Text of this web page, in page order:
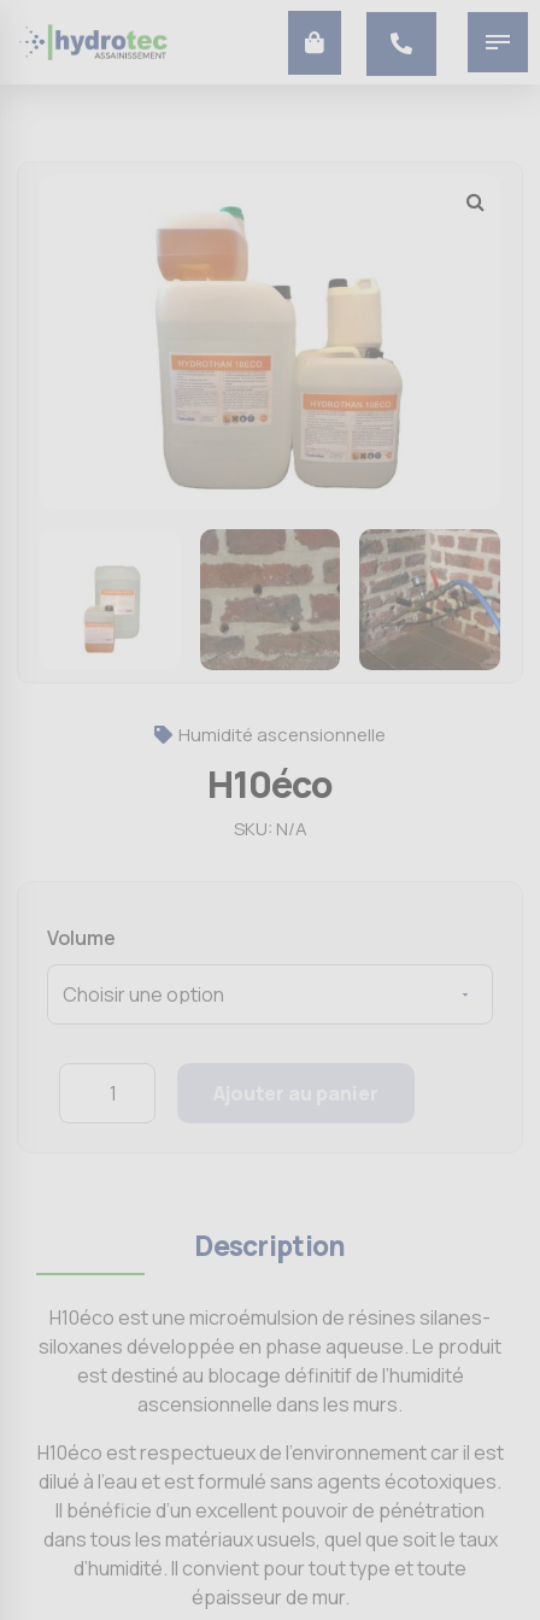
Humidité ascensionnelle
H10éco
SKU: N/A
Volume
Description
H10éco est une microémulsion de résines silanes-
siloxanes développée en phase aqueuse. Le produit
est destiné au blocage définitif de l’humidité
ascensionnelle dans les murs.
H10éco est respectueux de l’environnement car il est
dilué à l’eau et est formulé sans agents écotoxiques.
Il bénéficie d’un excellent pouvoir de pénétration
dans tous les matériaux usuels, quel que soit le taux
d’humidité. Il convient pour tout type et toute
épaisseur de mur.